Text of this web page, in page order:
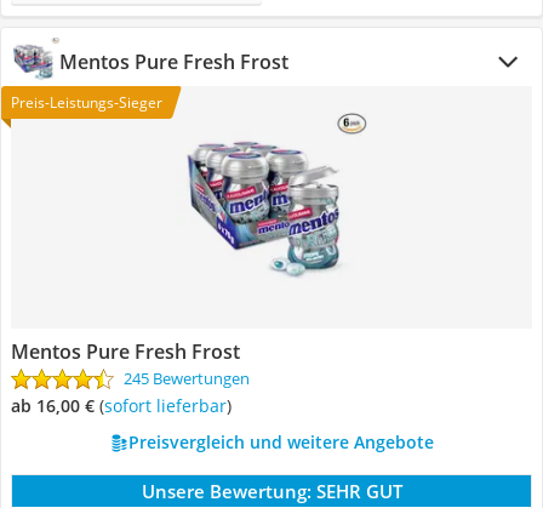
Mentos Pure Fresh Frost
Preis-Leistungs-Sieger
Mentos Pure Fresh Frost
245 Bewertungen
ab 16,00 € ( Sofort lieferbar)
Preisvergleich und weitere Angebote
Unsere Bewertung: SEHR GUT